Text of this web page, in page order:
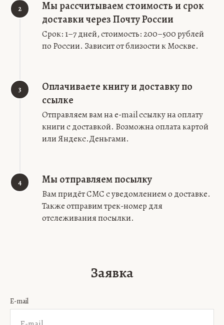
2
Мы рассчитываем стоимость и срок
доставки через Почту России
Срок: 1–7 дней, стоимость: 200–500 рублей
по России. Зависит от близости к Москве.
3
Оплачиваете книгу и доставку по
ссылке
Отправляем вам на e-mail ссылку на оплату
книги с доставкой. Возможна оплата картой
или Яндекс.Деньгами.
4 Мы отправляем посылку
Вам придёт СМС с уведомлением о доставке.
Также отправим трек-номер для
отслеживания посылки.
Заявка
E-mail